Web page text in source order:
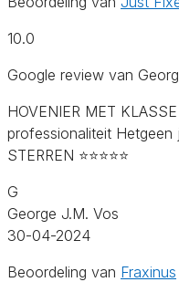
10.0
Google review van
HOVENIER MET
professionaliteit
STERREN ⭐️⭐️⭐️⭐️⭐️
G
George J.M. Vos
30-04-2024
Beoordeling van Fraxinus